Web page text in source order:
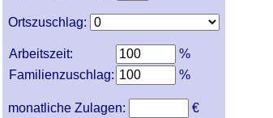
Ortszuschlag:
Arbeitszeit:
%
Familienzuschlag:
%
monatliche Zulagen: €